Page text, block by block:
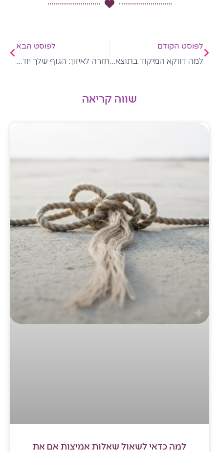
לפוסט הקודם
למה דווקא המיקוד בתוצאה על המאזניים עלול להרחיק אותנו ממנה?
לפוסט הבא
חזרה לאיזון: הגוף שלך יודע את הדרך למשקל הטבעי שלו
שווה קריאה
למה כדאי לשאול שאלות אמיצות אם את